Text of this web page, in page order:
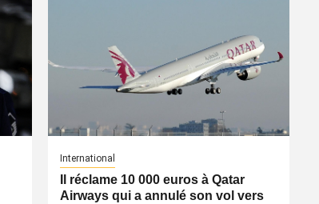
International
Il réclame 10 000 euros à Qatar
Airways qui a annulé son vol vers